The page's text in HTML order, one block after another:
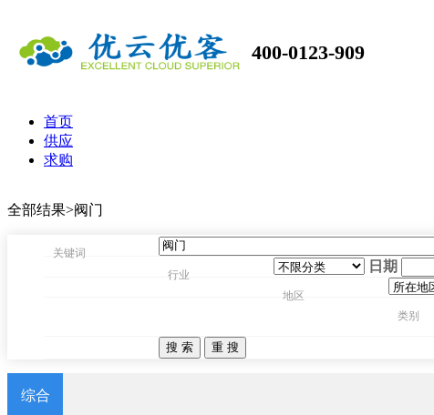
400-0123-909
首页
供应
求购
全部结果>阀门
关键词
行业
日期
地区
类别
综合